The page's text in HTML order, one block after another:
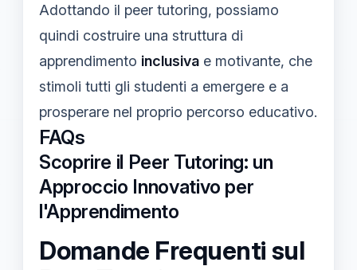
Adottando il peer tutoring, possiamo
quindi costruire una struttura di
apprendimento inclusiva e motivante, che
stimoli tutti gli studenti a emergere e a
prosperare nel proprio percorso educativo.
FAQs
Scoprire il Peer Tutoring: un
Approccio Innovativo per
l'Apprendimento
Domande Frequenti sul